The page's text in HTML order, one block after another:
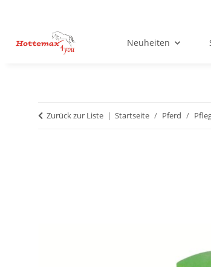
Neuheiten
Zurück zur Liste Startseite Pferd